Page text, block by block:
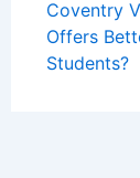
Coventry
Offers
Students?